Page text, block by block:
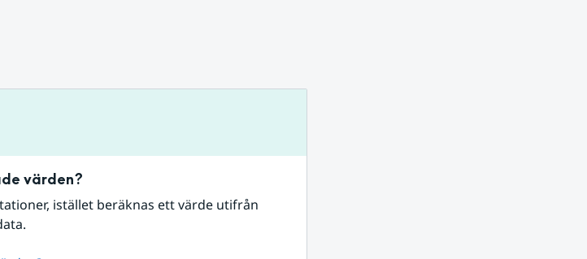
värden?
istället beräknas ett värde utifrån